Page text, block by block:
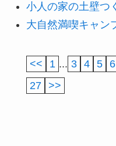
小人の家の土壁つ
大自然満喫キャ
<< 1 ... 3 4 5 6
27
>>